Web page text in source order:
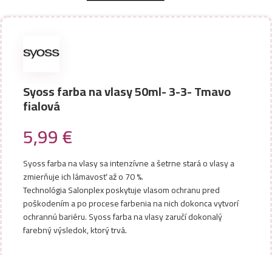
Syoss farba na vlasy 50ml- 3-3- Tmavo
fialová
5,99€
Syoss farba na vlasy sa intenzívne a šetrne stará o vlasy a
zmierňuje ich lámavosť až o 70 %.
Technológia Salonplex poskytuje vlasom ochranu pred
poškodením a po procese farbenia na nich dokonca vytvorí
ochrannú bariéru. Syoss farba na vlasy zaručí dokonalý
farebný výsledok, ktorý trvá.